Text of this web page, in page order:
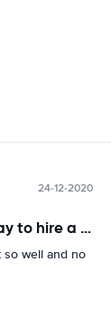
24-12-2020
The easy way and cheepest way to hire a car
so well and no